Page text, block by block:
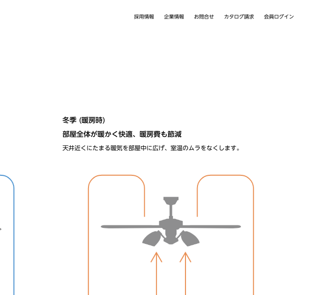
採用情報 企業情報 お問合せ カタログ請求 会員ログイン
冬季 (暖房時)
部屋全体が暖かく快適、暖房費も節減
天井近くにたまる暖気を部屋中に広げ、室温のムラをなくします。